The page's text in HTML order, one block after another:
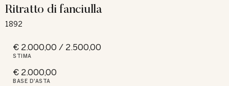
Ritratto di fanciulla
1892
€ 2.000,00 / 2.500,00
STIMA
€ 2.000,00
BASE D'ASTA